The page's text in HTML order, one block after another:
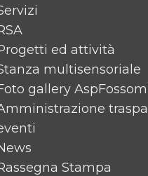
ed attività
multisensoriale
gallery
Stampa